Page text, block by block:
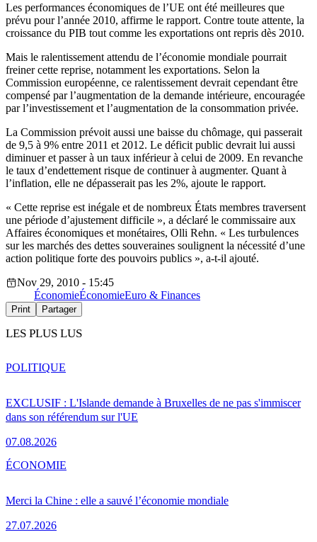
Les performances économiques de l’UE ont été meilleures que
prévu pour l’année 2010, affirme le rapport. Contre toute attente, la
croissance du PIB tout comme les exportations ont repris dès 2010.
Mais le ralentissement attendu de l’économie mondiale pourrait
freiner cette reprise, notamment les exportations. Selon la
Commission européenne, ce ralentissement devrait cependant être
compensé par l’augmentation de la demande intérieure, encouragée
par l’investissement et l’augmentation de la consommation privée.
La Commission prévoit aussi une baisse du chômage, qui passerait
de 9,5 à 9% entre 2011 et 2012. Le déficit public devrait lui aussi
diminuer et passer à un taux inférieur à celui de 2009. En revanche
le taux d’endettement risque de continuer à augmenter. Quant à
l’inflation, elle ne dépasserait pas les 2%, ajoute le rapport.
« Cette reprise est inégale et de nombreux États membres traversent
une période d’ajustement difficile », a déclaré le commissaire aux
Affaires économiques et monétaires, Olli Rehn. « Les turbulences
sur les marchés des dettes souveraines soulignent la nécessité d’une
action politique forte des pouvoirs publics », a-t-il ajouté.
Nov 29, 2010 - 15:45
ÉconomieÉconomieEuro & Finances
Print Partager
LES PLUS LUS
EXCLUSIF : L'Islande demande à Bruxelles de ne pas s'immiscer
dans son référendum sur l'UE
07.08.2026
POLITIQUE
Merci la Chine : elle a sauvé l’économie mondiale
27.07.2026
ÉCONOMIE